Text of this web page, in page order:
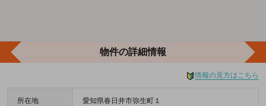
物件の詳細情報
情報の見方はこちら
所在地 愛知県春日井市弥生町１